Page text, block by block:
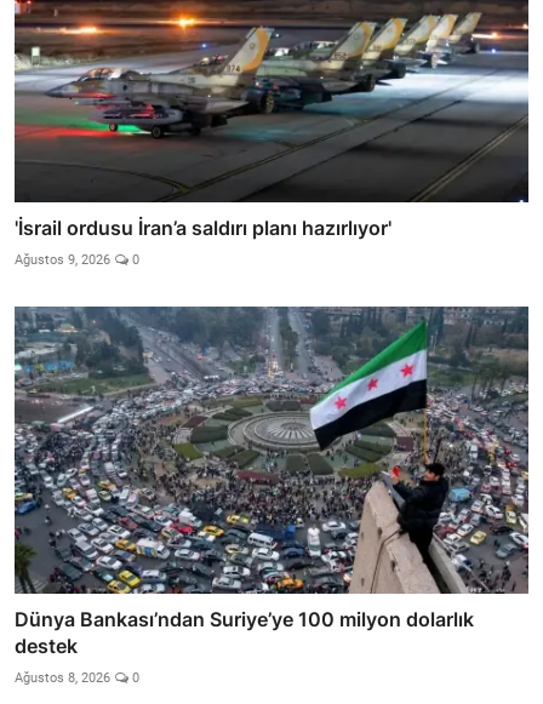
'İsrail ordusu İran’a saldırı planı hazırlıyor'
Ağustos 9, 2026 0
Dünya Bankası’ndan Suriye’ye 100 milyon dolarlık
destek
Ağustos 8, 2026 0